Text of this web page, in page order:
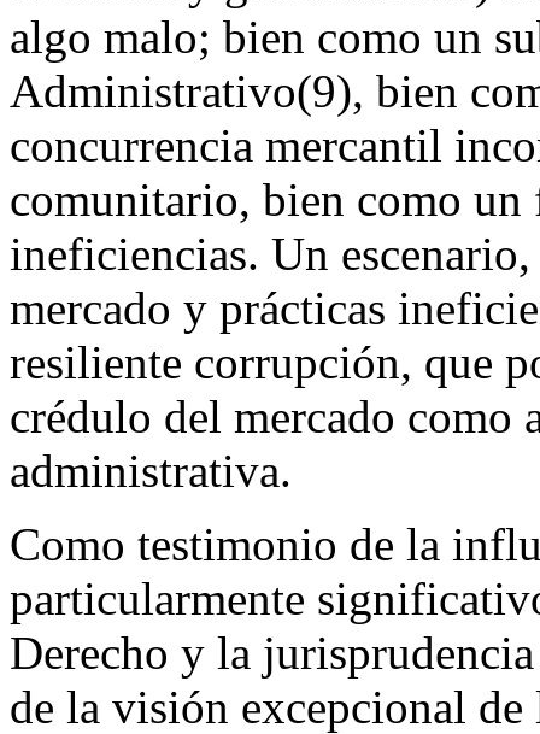
algo malo; bien como un
Administrativo(9), bien
concurrencia mercantil
comunitario, bien como un
ineficiencias. Un
mercado y prácticas
resiliente corrupción, que
crédulo del mercado como
administrativa.
Como testimonio de la
particularmente
Derecho y la
de la visión excepcional